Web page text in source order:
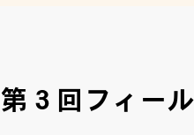
第３回フィー